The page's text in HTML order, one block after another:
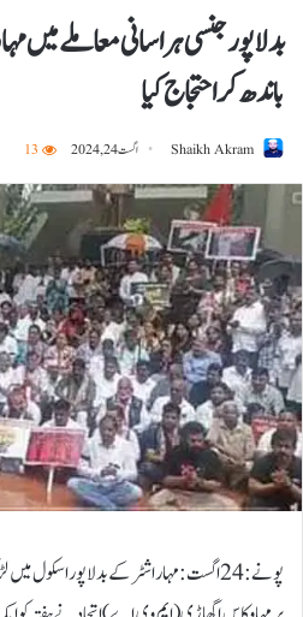
بدلاپور جنسی ہراسانی معاملے میں
باندھ کر احتجاج کیا
Shaikh Akram اگست 24, 2024 13
پونے: 24 اگست:مہاراشٹر کے بدلاپور